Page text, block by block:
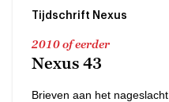
Tijdschrift Nexus
2010 of eerder
Nexus 43
Brieven aan het nageslacht